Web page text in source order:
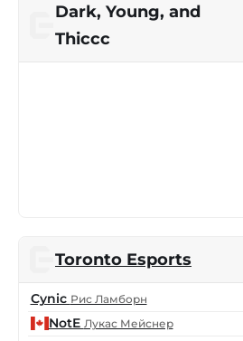
Dark, Young, and
Thiccc
Toronto Esports
Cynic Рис Ламборн
NotE Лукас Мейснер